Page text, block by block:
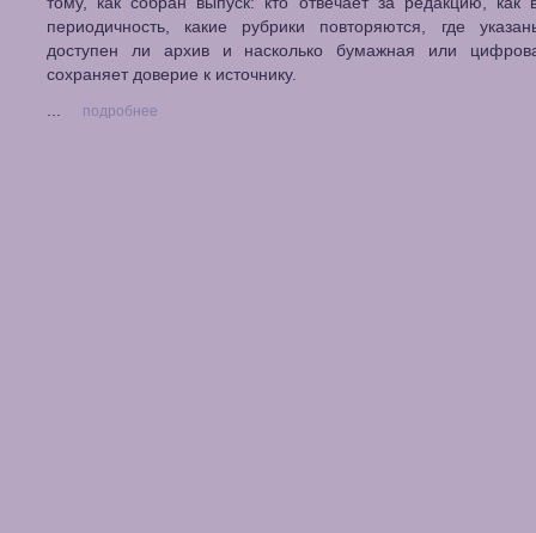
периодичность, какие рубрики повторяются, где
доступен ли архив и насколько бумажная или
сохраняет доверие к источнику.
...
подробнее